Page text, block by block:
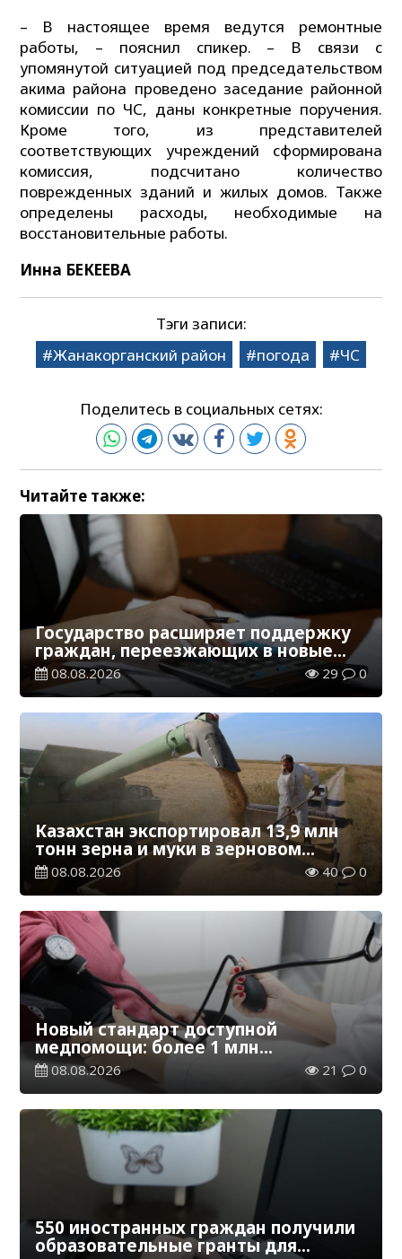
– В настоящее время ведутся ремонтные
работы, – пояснил спикер. – В связи с
упомянутой ситуацией под председательством
акима района проведено заседание районной
комиссии по ЧС, даны конкретные поручения.
Кроме того, из представителей
соответствующих учреждений сформирована
комиссия, подсчитано количество
поврежденных зданий и жилых домов. Также
определены расходы, необходимые на
восстановительные работы.
Инна БЕКЕЕВА
Тэги записи:
Жанакорганский район
погода ЧС
Поделитесь в социальных сетях:
Читайте также:
Государство расширяет поддержку
граждан, переезжающих в новые
регионы для работы
08.08.2026 29 0
Казахстан экспортировал 13,9 млн
тонн зерна и муки в зерновом
эквиваленте
08.08.2026 40 0
Новый стандарт доступной
медпомощи: более 1 млн
казахстанцев получили
телемедицинские услуги
08.08.2026 21 0
550 иностранных граждан получили
образовательные гранты для